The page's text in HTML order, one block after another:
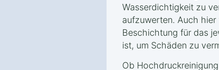
Wasserdichtigkeit zu
aufzuwerten. Auch
Beschichtung für das
ist, um Schäden zu
Ob